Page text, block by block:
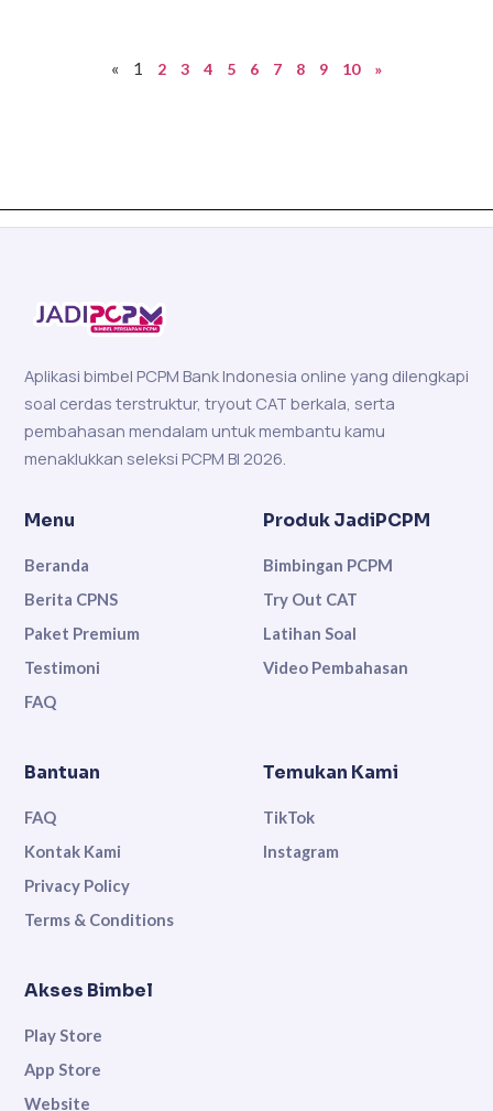
« 1 2 3 4 5 6 7 8 9 10 »
Aplikasi bimbel PCPM Bank Indonesia online yang dilengkapi
soal cerdas terstruktur, tryout CAT berkala, serta
pembahasan mendalam untuk membantu kamu
menaklukkan seleksi PCPM BI 2026.
Menu
Beranda
Berita CPNS
Paket Premium
Testimoni
FAQ
Produk JadiPCPM
Bimbingan PCPM
Try Out CAT
Latihan Soal
Video Pembahasan
Bantuan
FAQ
Kontak Kami
Privacy Policy
Terms & Conditions
Temukan Kami
TikTok
Instagram
Akses Bimbel
Play Store
App Store
Website